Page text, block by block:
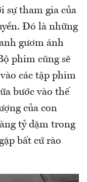
sự tham gia của
Đó là những
gươm ánh
phim cũng sẽ
các tập phim
bước vào thế
của con
tỷ dặm trong
bất cứ rào